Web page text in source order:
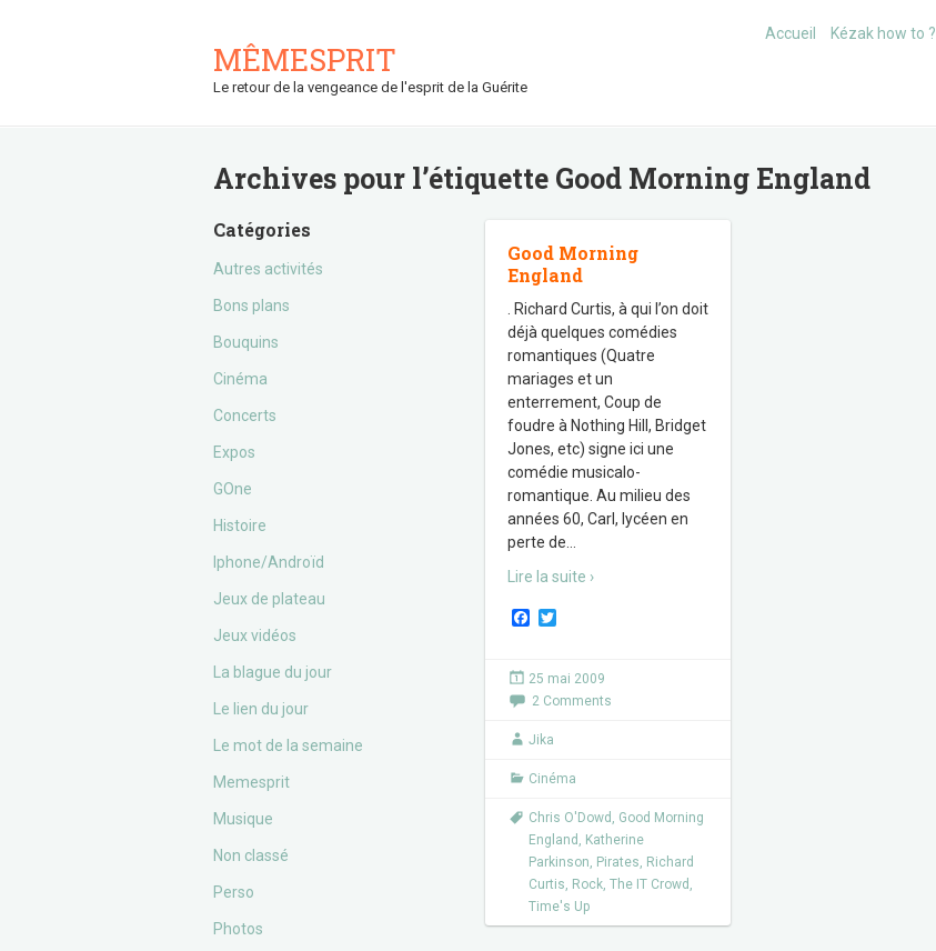
MÊMESPRIT
Le retour de la vengeance de l'esprit de la Guérite
Accueil Kézak how to ?
Archives pour l’étiquette Good Morning England
Catégories
Autres activités
Bons plans
Bouquins
Cinéma
Concerts
Expos
GOne
Histoire
Iphone/Androïd
Jeux de plateau
Jeux vidéos
La blague du jour
Le lien du jour
Le mot de la semaine
Memesprit
Musique
Non classé
Perso
Photos
Good Morning
England
. Richard Curtis, à qui l’on doit
déjà quelques comédies
romantiques (Quatre
mariages et un
enterrement, Coup de
foudre à Nothing Hill, Bridget
Jones, etc) signe ici une
comédie musicalo-
romantique. Au milieu des
années 60, Carl, lycéen en
perte de
Lire la suite ›
F
e
b
o
k
t
e
25 mai 2009
2 Comments
Jika
Cinéma
Chris O'Dowd , Good Morning
England , Katherine
Parkinson, Pirates, Richard
Curtis, Rock, The IT Crowd ,
Time's Up